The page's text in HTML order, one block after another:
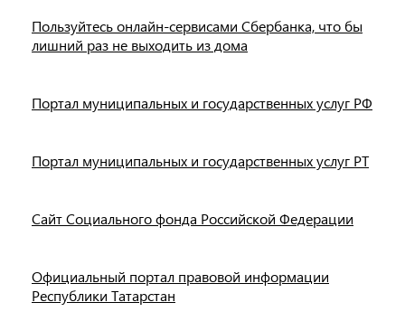
Пользуйтесь онлайн-сервисами Сбербанка, что бы
лишний раз не выходить из дома
Портал муниципальных и государственных услуг РФ
Портал муниципальных и государственных услуг РТ
Сайт Социального фонда Российской Федерации
Официальный портал правовой информации
Республики Татарстан